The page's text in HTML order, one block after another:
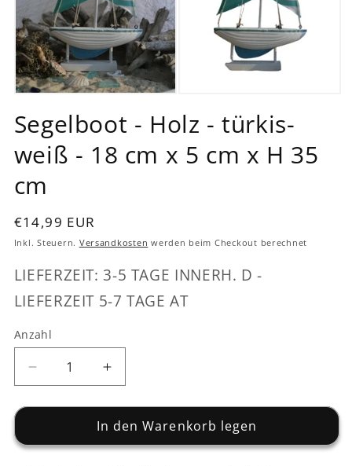
in
Modal
in
Modal
öffnen
Segelboot - Holz - türkis-
weiß - 18 cm x 5 cm x H 35
cm
Normaler
Preis
€14,99 EUR
Inkl. Steuern. Versandkosten werden beim Checkout berechnet
LIEFERZEIT: 3-5 TAGE INNERH. D -
LIEFERZEIT 5-7 TAGE AT
Anzahl
Verringere
die
Menge
Segelboot
Erhöhe
die
Menge
für
Segelboot
In den Warenkorb legen